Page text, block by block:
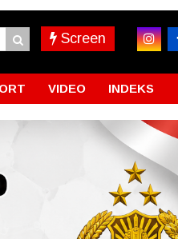
Screen
VIDEO INDEKS